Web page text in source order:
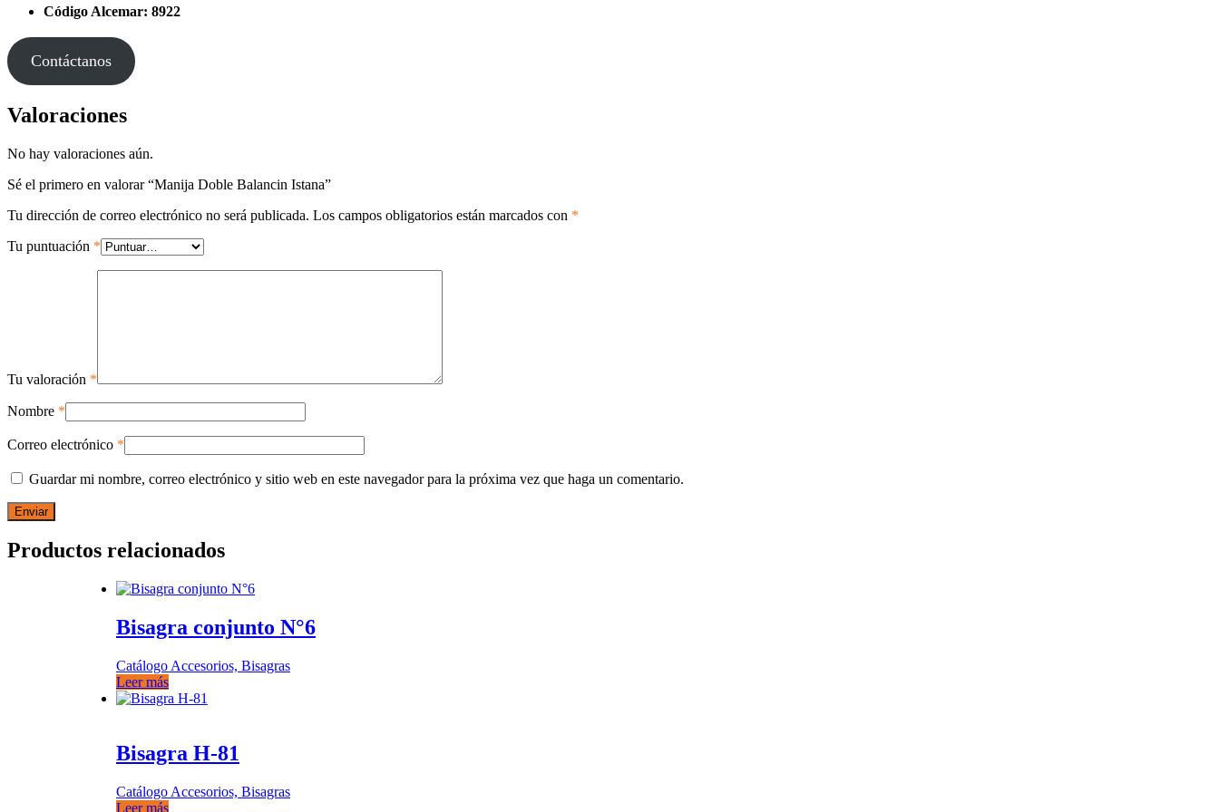
Código Alcemar: 8922
Contáctanos
Valoraciones
No hay valoraciones aún.
Sé el primero en valorar “Manija Doble Balancin Istana”
Tu dirección de correo electrónico no será publicada. Los campos obligatorios están marcados con *
Tu puntuación *
Tu valoración *
Nombre *
Correo electrónico *
Guardar mi nombre, correo electrónico y sitio web en este navegador para la próxima vez que haga un comentario.
Productos relacionados
Bisagra conjunto N°6
Catálogo Accesorios, Bisagras
Leer más
Bisagra H-81
Catálogo Accesorios, Bisagras
Leer más